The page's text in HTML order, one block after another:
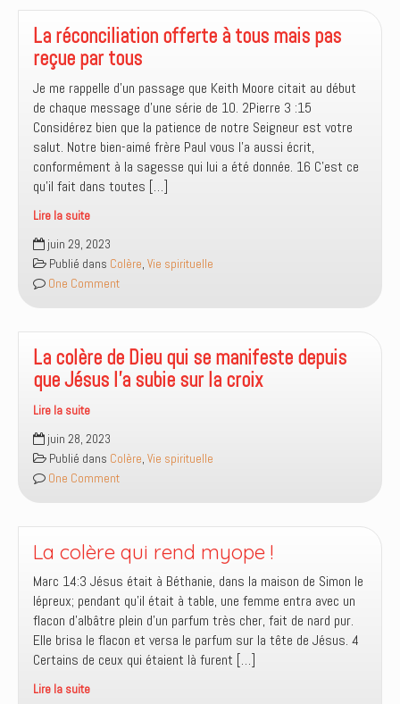
l’espoir
de
réconciliation
avec
des
personnes
qui
nous
ont
pris
en
?
La réconciliation offerte à tous mais pas
reçue par tous
Je me rappelle d’un passage que Keith Moore citait au début
de chaque message d’une série de 10. 2Pierre 3 :15
Considérez bien que la patience de notre Seigneur est votre
salut. Notre bien-aimé frère Paul vous l’a aussi écrit,
conformément à la sagesse qui lui a été donnée. 16 C’est ce
qu’il fait dans toutes […]
Lire la suite
La
réconciliation
offerte
à
mais
pas
reçue
par
tous
juin 29, 2023
Publié dans Colère, Vie spirituelle
One Comment
La colère de Dieu qui se manifeste depuis
que Jésus l’a subie sur la croix
Lire la suite
La
colère
de
Dieu
se
manifeste
que
Jésus
l’a
subie
sur
la
juin 28, 2023
Publié dans Colère, Vie spirituelle
One Comment
La colère qui rend myope !
Marc 14:3 Jésus était à Béthanie, dans la maison de Simon le
lépreux; pendant qu’il était à table, une femme entra avec un
flacon d’albâtre plein d’un parfum très cher, fait de nard pur.
Elle brisa le flacon et versa le parfum sur la tête de Jésus. 4
Certains de ceux qui étaient là furent […]
Lire la suite